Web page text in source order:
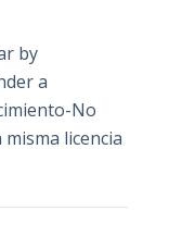
by
a
No
licencia